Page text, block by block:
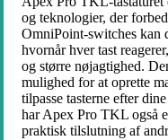
og teknologier, der
OmniPoint-switches kan
hvornår hver tast
og større nøjagtighed.
mulighed for at oprette
tilpasse tasterne efter
har Apex Pro TKL også
praktisk tilslutning af